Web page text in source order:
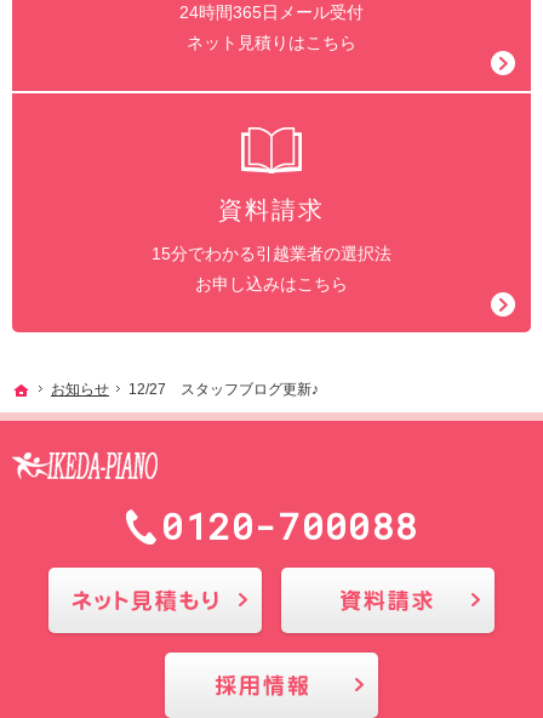
24時間365日メール受付
ネット見積りはこちら
資料請求
15分でわかる引越業者の選択法
お申し込みはこちら
ホーム
お知らせ 12/27 スタッフブログ更新♪
0120-700088